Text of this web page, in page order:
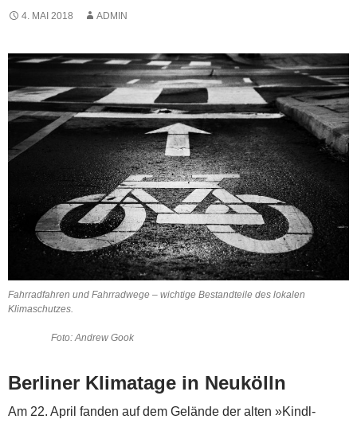
4. MAI 2018 ADMIN
Fahrradfahren und Fahrradwege – wichtige Bestandteile des lokalen
Klimaschutzes.
Foto: Andrew Gook
Berliner Klimatage in Neukölln
Am 22. April fanden auf dem Gelände der alten »Kindl-